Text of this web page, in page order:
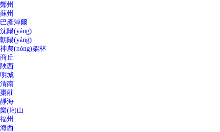
鄭州
蘇州
巴彥淖爾
沈陽(yáng)
朝陽(yáng)
神農(nóng)架林
商丘
陜西
明城
渭南
棗莊
靜海
樂(lè)山
福州
海西